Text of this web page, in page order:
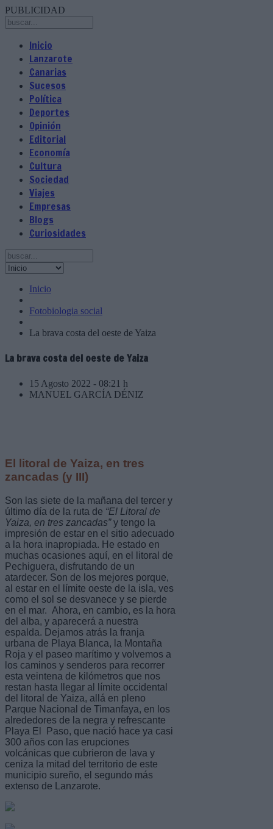
PUBLICIDAD
Inicio
Lanzarote
Canarias
Sucesos
Política
Deportes
Opinión
Editorial
Economía
Cultura
Sociedad
Viajes
Empresas
Blogs
Curiosidades
Inicio
Fotobiologia social
La brava costa del oeste de Yaiza
La brava costa del oeste de Yaiza
15 Agosto 2022 - 08:21 h
MANUEL GARCÍA DÉNIZ
El litoral de Yaiza, en tres
zancadas (y III)
Son las siete de la mañana del tercer y
último día de la ruta de “El Litoral de
Yaiza, en tres zancadas”y tengo la
impresión de estar en el sitio adecuado
a la hora inapropiada. He estado en
muchas ocasiones aquí, en el litoral de
Pechiguera, disfrutando de un
atardecer. Son de los mejores porque,
al estar en el límite oeste de la isla, ves
como el sol se desvanece y se pierde
en el mar. Ahora, en cambio, es la hora
del alba, y aparecerá a nuestra
espalda. Dejamos atrás la franja
urbana de Playa Blanca, la Montaña
Roja y el paseo marítimo y volvemos a
los caminos y senderos para recorrer
esta veintena de kilómetros que nos
restan hasta llegar al límite occidental
del litoral de Yaiza, allá en pleno
Parque Nacional de Timanfaya, en los
alrededores de la negra y refrescante
Playa El Paso, que nació hace ya casi
300 años con las erupciones
volcánicas que cubrieron de lava y
ceniza la mitad del territorio de este
municipio sureño, el segundo más
extenso de Lanzarote.